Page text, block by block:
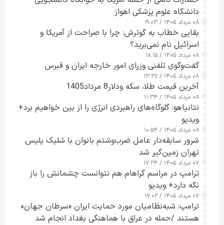
دانشگاه علوم پزشکی اهواز
۰۸ مرداد ۱۴۰۵ / ۱۹:۰۳
بقایی خطاب به گوترش: چرا با صراحت از آمریکا و
اسرائیل نام نمی‌برید؟
۰۸ مرداد ۱۴۰۵ / ۱۸:۱۵
گفت‌وگوی تلفنی وزرای امور خارجه ایران و قبرس
۰۸ مرداد ۱۴۰۵ / ۱۳:۲۷
آخرین قیمت طلا، سکه ودلار8 مرداد1405
۰۸ مرداد ۱۴۰۵ / ۱۱:۳۴
نتانیاهو: گلوگاه‌های راهبردی انرژی را از بین خواهیم برد+
ویدیو
۰۸ مرداد ۱۴۰۵ / ۱۰:۵۴
شرور سابقه‌دار عامل ضرب‌وشتم بانوان با شلیک پلیس
تهران زمین‌گیر شد
۰۷ مرداد ۱۴۰۵ / ۱۷:۲۴
ترامپ در مراسم گراهام هم نتوانست چشمانش را باز
نگه دارد+ ویدیو
۰۷ مرداد ۱۴۰۵ / ۱۷:۰۲
ترامپ: شبه‌نظامیان مورد حمایت ایران «سرطان جهان»
هستند /حمله در عراق با هماهنگی بغداد انجام شد